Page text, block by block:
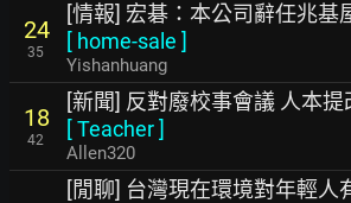
24
35
[情報] 宏碁：本公司辭任兆基
[ home-sale ]
Yishanhuang
18
42
[新聞] 反對廢校事會議 人本提
[Teacher]
Allen320
[閒聊] 台灣現在環境對年輕人